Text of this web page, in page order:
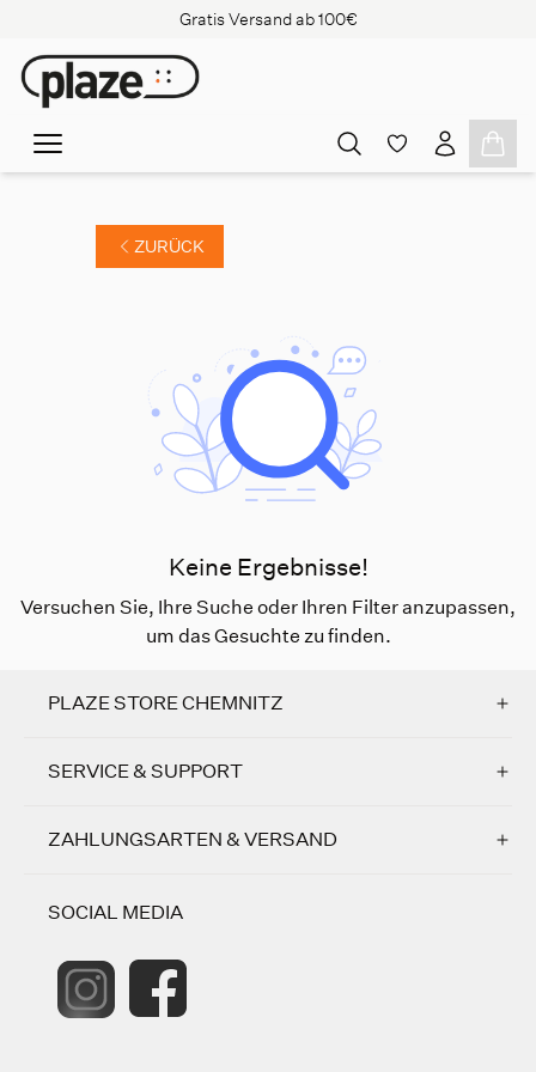
Gratis Versand ab 100€
ZURÜCK
Keine Ergebnisse!
Versuchen Sie, Ihre Suche oder Ihren Filter anzupassen,
um das Gesuchte zu finden.
PLAZE STORE CHEMNITZ
SERVICE & SUPPORT
ZAHLUNGSARTEN & VERSAND
SOCIAL MEDIA